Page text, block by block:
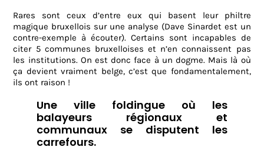
Rares sont ceux d’entre eux qui basent leur philtre
magique bruxellois sur une analyse (Dave Sinardet est un
contre-exemple à écouter). Certains sont incapables de
citer 5 communes bruxelloises et n’en connaissent pas
les institutions. On est donc face à un dogme. Mais là où
ça devient vraiment belge, c’est que fondamentalement,
ils ont raison !
Une ville foldingue où les
balayeurs régionaux et
communaux se disputent les
carrefours.